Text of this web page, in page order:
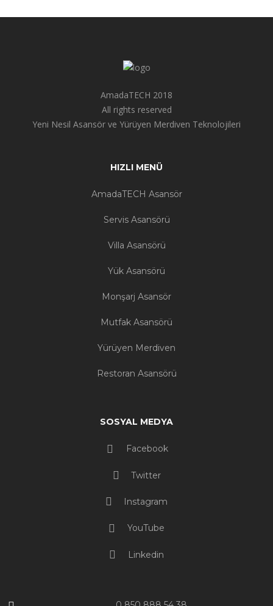
AmadaTECH 2018
All rights reserved
Yeni Nesil Asansör ve Yürüyen Merdiven Teknolojileri
HIZLI MENÜ
AmadaTECH Asansör
Servis Asansörü
Villa Asansörü
Yük Asansörü
Monşarj Asansör
Mutfak Asansörü
Yürüyen Merdiven
Restoran Asansörü
SOSYAL MEDYA
Facebook
Twitter
Instagram
YouTube
Linkedin